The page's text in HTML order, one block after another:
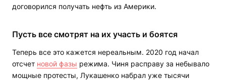
договорился получать нефть из Америки.
Пусть все смотрят на их участь и боятся
Теперь все это кажется нереальным. 2020 год начал
отсчет новой фазы режима. Чиня расправу за небывало
мощные протесты, Лукашенко набрал уже тысячи